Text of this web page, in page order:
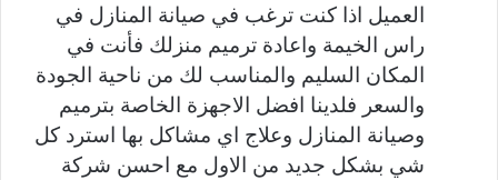
العميل اذا كنت ترغب في صيانة المنازل في
راس الخيمة واعادة ترميم منزلك فأنت في
المكان السليم والمناسب لك من ناحية الجودة
والسعر فلدينا افضل الاجهزة الخاصة بترميم
وصيانة المنازل وعلاج اي مشاكل بها استرد كل
شي بشكل جديد من الاول مع احسن شركة